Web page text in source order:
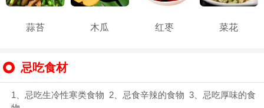
蒜苔 木瓜 红枣 菜花
忌吃食材
1、忌吃生冷性寒类食物 2、忌食辛辣的食物 3、忌吃厚味的食